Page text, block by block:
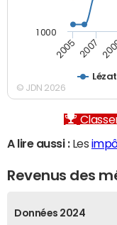
2005 2007
1 000
© JDN 2026
A lire aussi :Les
Revenus des
Données 2024